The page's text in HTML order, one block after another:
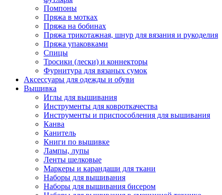
Помпоны
Пряжа в мотках
Пряжа на бобинах
Пряжа трикотажная, шнур для вязания и рукоделия
Пряжа упаковками
Спицы
Тросики (лески) и коннекторы
Фурнитура для вязаных сумок
Аксессуары для одежды и обуви
Вышивка
Иглы для вышивания
Инструменты для ковроткачества
Инструменты и приспособления для вышивания
Канва
Канитель
Книги по вышивке
Лампы, лупы
Ленты шелковые
Маркеры и карандаши для ткани
Наборы для вышивания
Наборы для вышивания бисером